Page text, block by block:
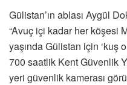
Gülistan’ın ablası Aygül
“Avuç içi kadar her köşesi
yaşında Gülistan için ‘kuş
700 saatlik Kent Güvenlik
yeri güvenlik kamerası